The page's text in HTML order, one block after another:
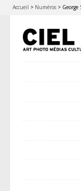
Accueil > Numéros > George